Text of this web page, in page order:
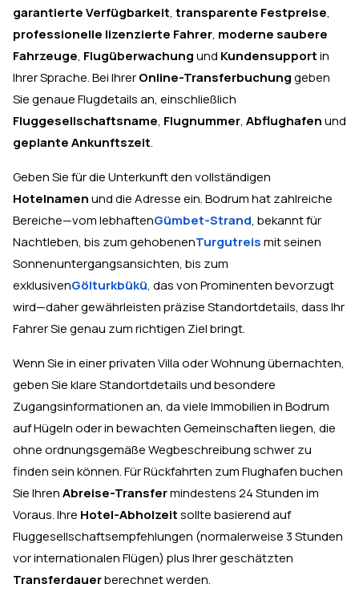
garantierte Verfügbarkeit, transparente Festpreise,
professionelle lizenzierte Fahrer, moderne saubere
Fahrzeuge, Flugüberwachungund Kundensupportin
Ihrer Sprache. Bei IhrerOnline-Transferbuchunggeben
Sie genaue Flugdetails an, einschließlich
Fluggesellschaftsname, Flugnummer, Abflughafenund
geplante Ankunftszeit.
Geben Sie für die Unterkunft den vollständigen
Hotelnamenund die Adresse ein. Bodrum hat zahlreiche
Bereiche—vom lebhaftenGümbet-Strand, bekannt für
Nachtleben, bis zum gehobenenTurgutreismit seinen
Sonnenuntergangsansichten, bis zum
exklusivenGölturkbükü, das von Prominenten bevorzugt
wird—daher gewährleisten präzise Standortdetails, dass Ihr
Fahrer Sie genau zum richtigen Ziel bringt.
Wenn Sie in einer privaten Villa oder Wohnung übernachten,
geben Sie klare Standortdetails und besondere
Zugangsinformationen an, da viele Immobilien in Bodrum
auf Hügeln oder in bewachten Gemeinschaften liegen, die
ohne ordnungsgemäße Wegbeschreibung schwer zu
finden sein können. Für Rückfahrten zum Flughafen buchen
Sie IhrenAbreise-Transfermindestens 24 Stunden im
Voraus. Ihre Hotel-Abholzeitsollte basierend auf
Fluggesellschaftsempfehlungen (normalerweise 3 Stunden
vor internationalen Flügen) plus Ihrer geschätzten
Transferdauerberechnet werden.